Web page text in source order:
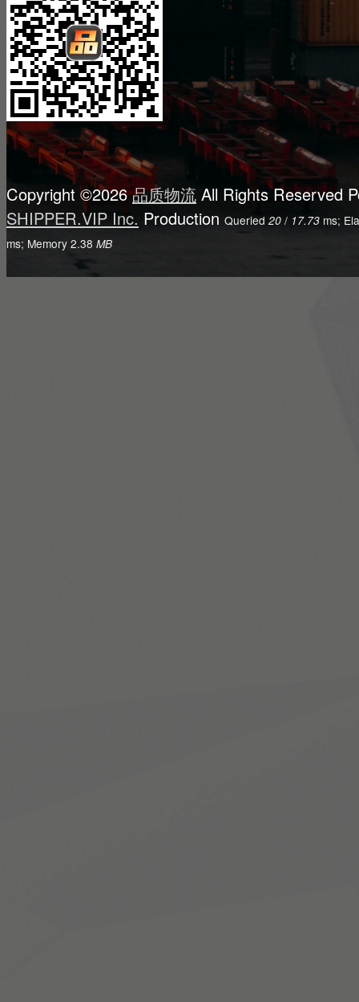
Copyright ©2026品质物流 All Rights Reserved
SHIPPER.VIP Inc. Production Queried20 / 17.73 ms;
ms; Memory 2.38 MB